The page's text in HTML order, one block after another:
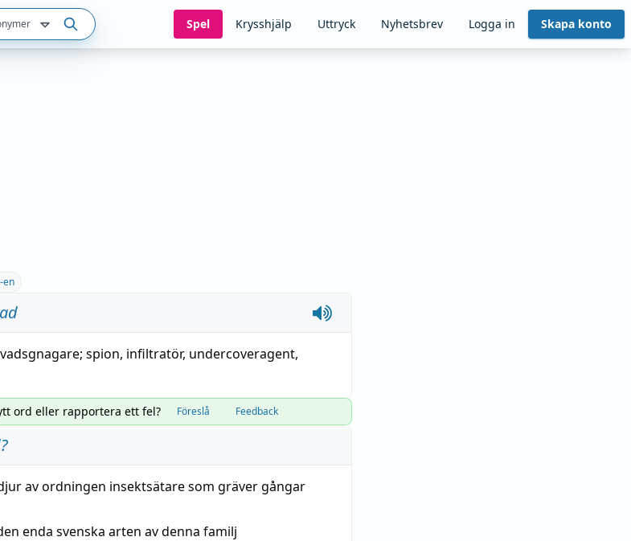
Spel Krysshjälp Uttryck Nyhetsbrev Logga in Skapa konto
en
spion, infiltratör, undercoveragent,
ord eller rapportera ett fel? Föreslå Feedback
?
av ordningen insektsätaresom gräver gångar
enda svenska arten av denna familj